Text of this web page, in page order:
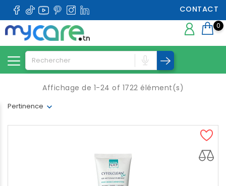
CONTACT
0
Pertinence
Affichage de 1-24 of 1722 élément(s)